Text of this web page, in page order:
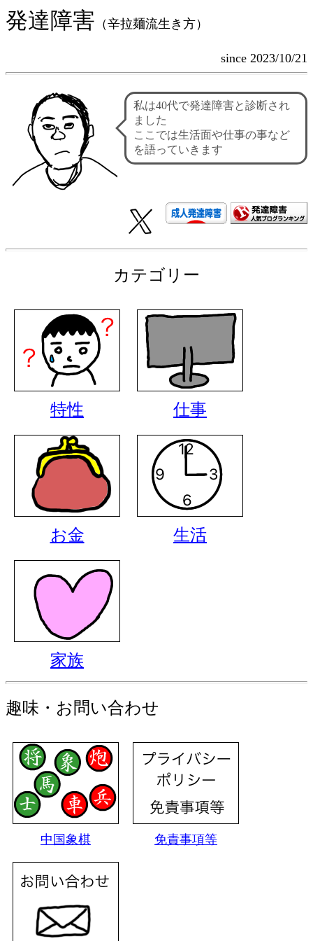
発達障害 （辛拉麺流生き方）
since 2023/10/21
私は40代で発達障害と診断され
ました
ここでは生活面や仕事の事など
を語っていきます
カテゴリー
特性 仕事
お金 生活
家族
趣味・お問い合わせ
中国象棋 免責事項等